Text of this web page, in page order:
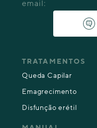
email:
TRATAMENTOS
Queda Capilar
Emagrecimento
Disfunção erétil